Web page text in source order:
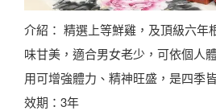
介紹： 精選上等鮮雞，及頂級六年
味甘美，適合男女老少，可依個人
用可增強體力、精神旺盛，是四季
效期：3年